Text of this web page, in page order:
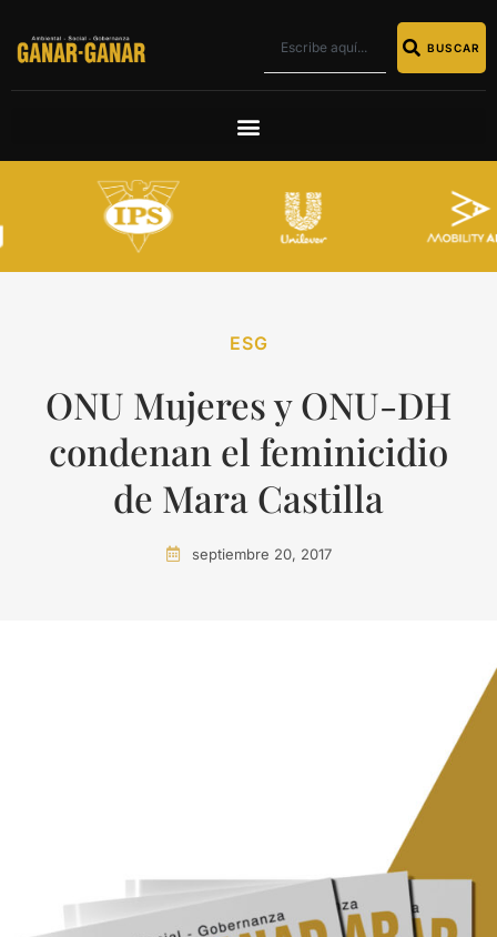
BUSCAR
ESG
ONU Mujeres y ONU-DH
condenan el feminicidio
de Mara Castilla
septiembre 20, 2017